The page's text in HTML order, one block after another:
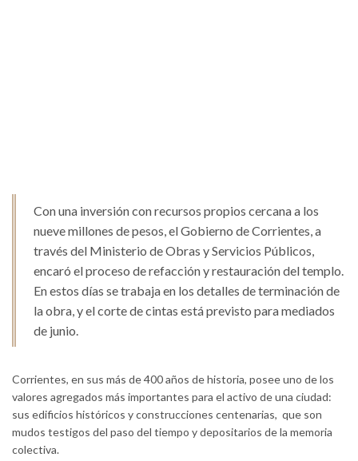
Con una inversión con recursos propios cercana a los
nueve millones de pesos, el Gobierno de Corrientes, a
través del Ministerio de Obras y Servicios Públicos,
encaró el proceso de refacción y restauración del templo.
En estos días se trabaja en los detalles de terminación de
la obra, y el corte de cintas está previsto para mediados
de junio.
Corrientes, en sus más de 400 años de historia, posee uno de los
valores agregados más importantes para el activo de una ciudad:
sus edificios históricos y construcciones centenarias, que son
mudos testigos del paso del tiempo y depositarios de la memoria
colectiva.